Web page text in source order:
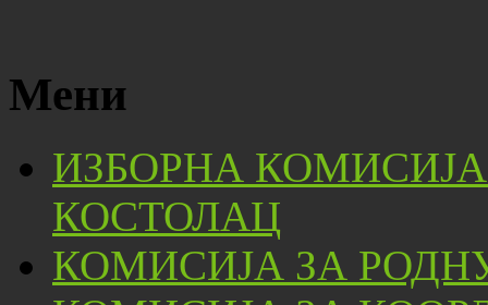
Мени
ИЗБОРНА
КОСТОЛАЦ
КОМИСИЈА ЗА